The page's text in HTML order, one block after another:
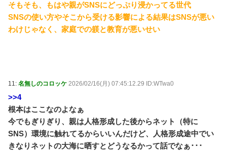
そもそも、もはや親がSNSにどっぷり浸かってる世代
SNSの使い方やそこから受ける影響による結果はSNSが悪い
わけじゃなく、家庭での躾と教育が悪いせい
11: 名無しのコロッケ 2026/02/16(月) 07:45:12.29 ID:WTwa0
>>4
根本はここなのよなぁ
今でもぎりぎり、親は人格形成した後からネット（特に
SNS）環境に触れてるからいいんだけど、人格形成途中でい
きなりネットの大海に晒すとどうなるかって話でなぁ･･･